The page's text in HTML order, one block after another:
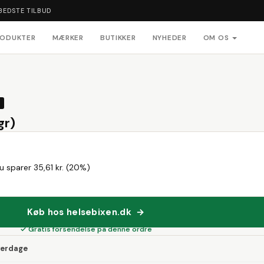
TILBUD
MÆRKER BUTIKKER NYHEDER OM OS
sparer 35,61 kr. (20%)
Køb hos helsebixen.dk →
✓ Gratis forsendelse på denne ordre